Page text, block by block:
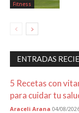
Fitness
ENTRADAS
5 Recetas con
para cuidar tu
Araceli Arana 04/08/